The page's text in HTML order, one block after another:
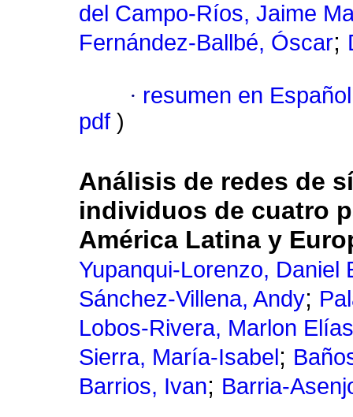
del Campo-Ríos, Jaime
Fernández-Ballbé, Óscar;
· resumen en Español
pdf )
Análisis de redes de
individuos de cuatro
América Latina y
Yupanqui-Lorenzo, Daniel
Sánchez-Villena, Andy;
Lobos-Rivera, Marlon Elías
Sierra, María-Isabel ;
Barrios, Ivan; Barria-